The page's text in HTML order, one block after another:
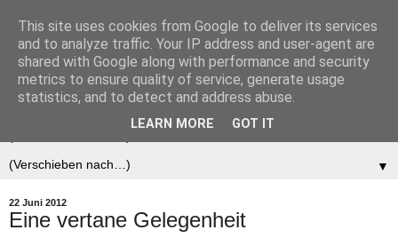
Der (europäische)
Föderalist
▼
22 Juni 2012
Eine vertane Gelegenheit
This site uses cookies from Google to deliver its services
and to analyze traffic. Your IP address and user-agent are
shared with Google along with performance and security
metrics to ensure quality of service, generate usage
statistics, and to detect and address abuse.
LEARN MORE GOT IT